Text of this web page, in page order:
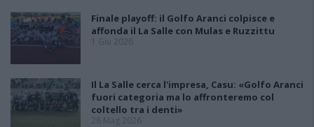
Finale playoff: il Golfo Aranci colpisce e
affonda il La Salle con Mulas e Ruzzittu
1 Giu 2026
Il La Salle cerca l'impresa, Casu: «Golfo Aranci
fuori categoria ma lo affronteremo col
coltello tra i denti»
28 Mag 2026